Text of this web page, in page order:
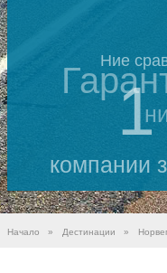
Ние
компании
Начало » Дестинации »